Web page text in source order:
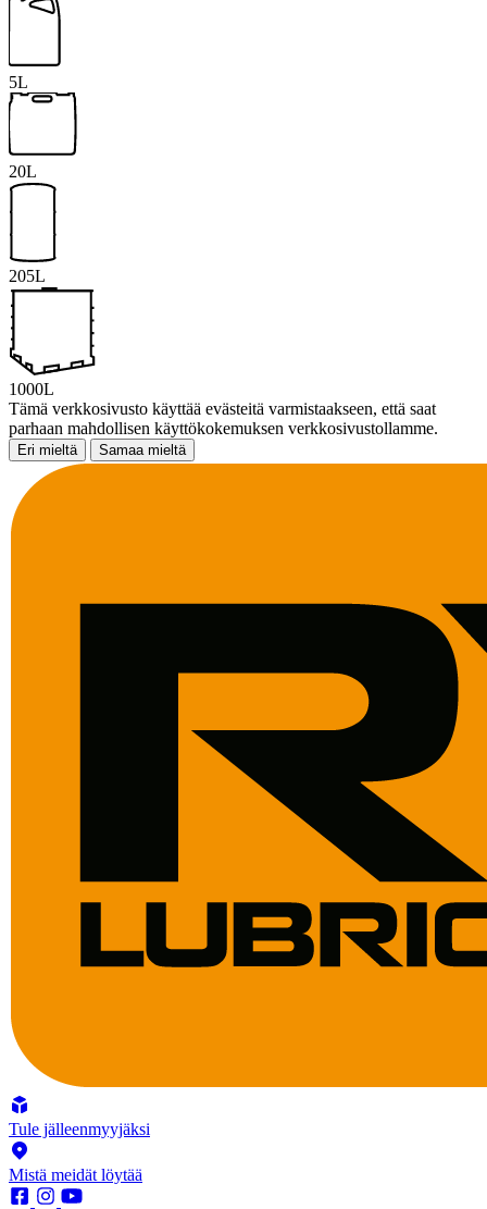
5L
20L
205L
1000L
Tämä verkkosivusto käyttää evästeitä varmistaakseen, että saat
parhaan mahdollisen käyttökokemuksen verkkosivustollamme.
Eri mieltä Samaa mieltä
Tule jälleenmyyjäksi
Mistä meidät löytää